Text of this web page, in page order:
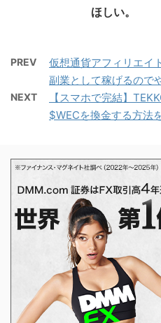
ほしい。
PREV
仮想通貨アフィリエイ
副業として稼げるので
NEXT
【スマホで完結】
$WECを換金する方法